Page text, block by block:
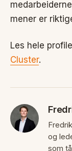
mener er
Les hele
Cluster.
og
som